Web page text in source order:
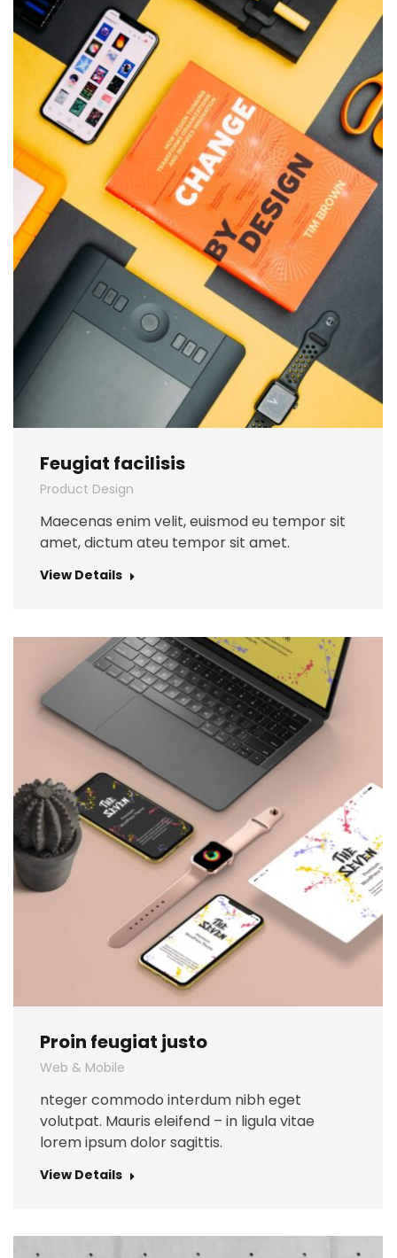
Feugiat facilisis
Product Design
Maecenas enim velit, euismod eu tempor sit
amet, dictum ateu tempor sit amet.
View Details
Proin feugiat justo
Web & Mobile
nteger commodo interdum nibh eget
volutpat. Mauris eleifend – in ligula vitae
lorem ipsum dolor sagittis.
View Details